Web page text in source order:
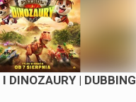
DINOZAURY | DUBBING